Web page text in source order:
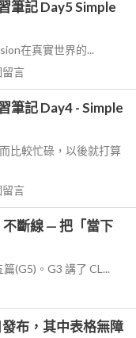
筆記 Day5 Simple
在真實世界的...
留言
筆記 Day4 - Simple
比較忙碌，以後就打算
留言
斷線 — 把「當下
(G5)。G3 講了 CL...
布，其中表格無障